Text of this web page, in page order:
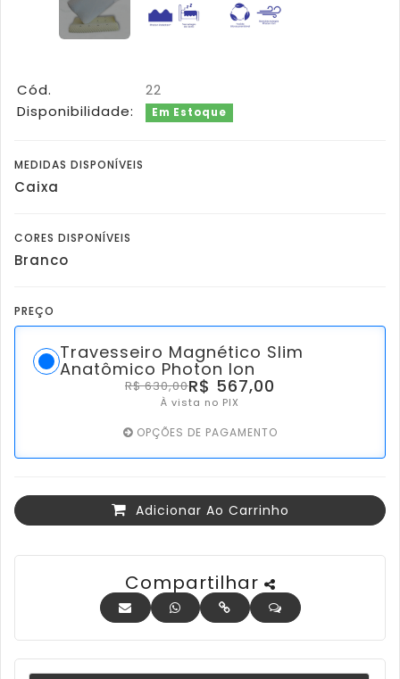
Cód.
22
Disponibilidade:
Em Estoque
MEDIDAS DISPONÍVEIS
Caixa
CORES DISPONÍVEIS
Branco
PREÇO
Travesseiro Magnético Slim
Anatômico Photon Ion
R$ 630,00R$ 567,00
À vista no PIX
OPÇÕES DE PAGAMENTO
Adicionar Ao Carrinho
Compartilhar